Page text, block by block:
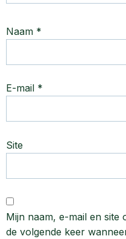
Naam *
E-mail *
Site
Mijn naam, e-mail en
de volgende keer